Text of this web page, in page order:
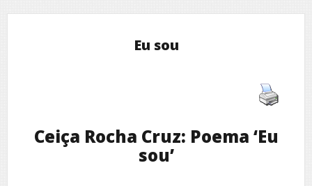
Eu sou
Ceiça Rocha Cruz: Poema ‘Eu
sou’